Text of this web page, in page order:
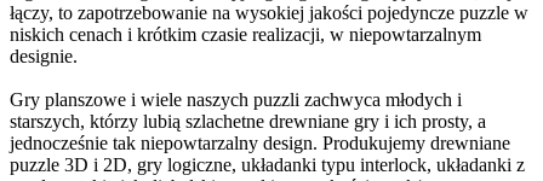
łączy, to zapotrzebowanie na wysokiej jakości pojedyncze puzzle w
niskich cenach i krótkim czasie realizacji, w niepowtarzalnym
designie.
Gry planszowe i wiele naszych puzzli zachwyca młodych i
starszych, którzy lubią szlachetne drewniane gry i ich prosty, a
jednocześnie tak niepowtarzalny design. Produkujemy drewniane
puzzle 3D i 2D, gry logiczne, układanki typu interlock, układanki z